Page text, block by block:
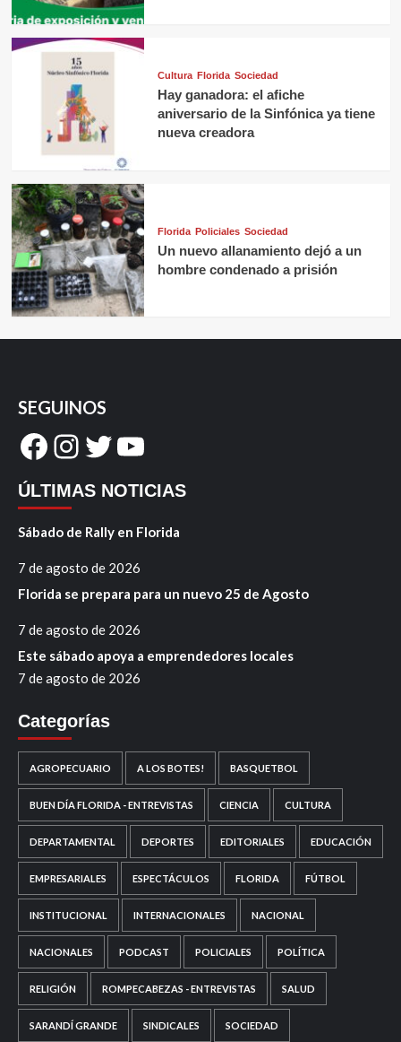
Cultura Florida Sociedad
Hay ganadora: el afiche
aniversario de la Sinfónica ya tiene
nueva creadora
Florida Policiales Sociedad
Un nuevo allanamiento dejó a un
hombre condenado a prisión
SEGUINOS
Facebook
Instagram
Twitter
YouTube
ÚLTIMAS NOTICIAS
Sábado de Rally en Florida
7 de agosto de 2026
Florida se prepara para un nuevo 25 de Agosto
7 de agosto de 2026
Este sábado apoya a emprendedores locales
7 de agosto de 2026
Categorías
AGROPECUARIO A LOS BOTES! BASQUETBOL
BUEN DÍA FLORIDA - ENTREVISTAS CIENCIA CULTURA
DEPARTAMENTAL DEPORTES EDITORIALES EDUCACIÓN
EMPRESARIALES ESPECTÁCULOS FLORIDA FÚTBOL
INSTITUCIONAL INTERNACIONALES NACIONAL
NACIONALES PODCAST POLICIALES POLÍTICA
RELIGIÓN ROMPECABEZAS - ENTREVISTAS SALUD
SARANDÍ GRANDE SINDICALES SOCIEDAD